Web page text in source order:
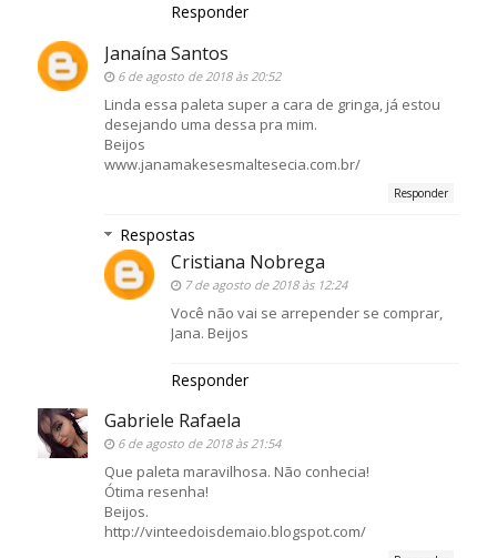
Responder
Janaína Santos
6 de agosto de 2018 às 20:52
Linda essa paleta super a cara de gringa, já estou
desejando uma dessa pra mim.
Beijos
www.janamakesesmaltesecia.com.br/
Responder
Respostas
Cristiana Nobrega
7 de agosto de 2018 às 12:24
Você não vai se arrepender se comprar,
Jana. Beijos
Responder
Gabriele Rafaela
6 de agosto de 2018 às 21:54
Que paleta maravilhosa. Não conhecia!
Ótima resenha!
Beijos.
http://vinteedoisdemaio.blogspot.com/